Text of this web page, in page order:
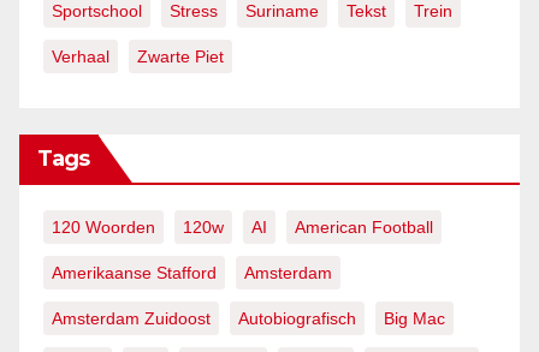
Sportschool Stress Suriname Tekst Trein
Verhaal Zwarte Piet
Tags
120 Woorden 120w AI American Football
Amerikaanse Stafford Amsterdam
Amsterdam Zuidoost Autobiografisch Big Mac